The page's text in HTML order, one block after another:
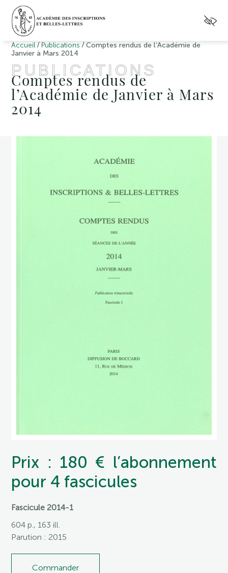
Accueil / Publications /Comptes rendus de l’Académie de
Janvier à Mars 2014
PUBLICATIONS
Comptes rendus de
l’Académie de Janvier à Mars
2014
Prix : 180 € l’abonnement
pour 4 fascicules
Fascicule 2014-1
604 p., 163 ill.
Parution : 2015
Commander